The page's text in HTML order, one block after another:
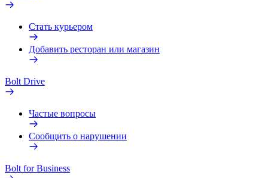
Стать курьером
Добавить ресторан или магазин
Bolt Drive
Частые вопросы
Сообщить о нарушении
Bolt for Business